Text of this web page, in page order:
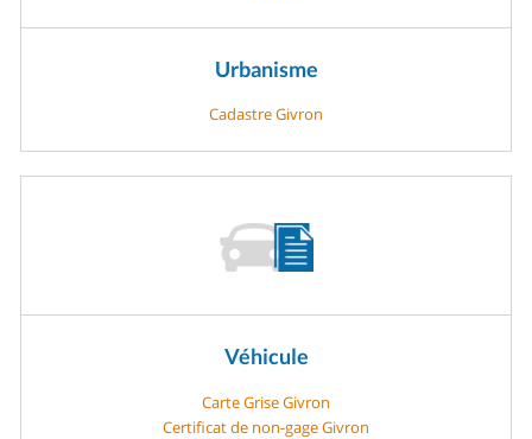
Urbanisme
Cadastre Givron
Véhicule
Carte Grise Givron
Certificat de non-gage Givron